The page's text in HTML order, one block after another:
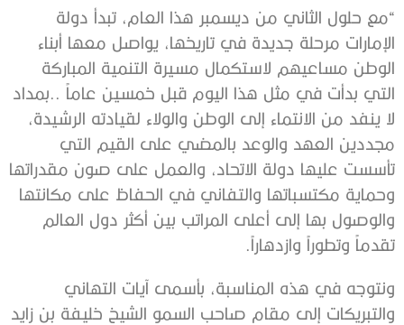
“مع حلول الثاني من ديسمبر هذا العام، تبدأ دولة
الإمارات مرحلة جديدة في تاريخها، يواصل معها أبناء
الوطن مساعيهم لاستكمال مسيرة التنمية المباركة
التي بدأت في مثل هذا اليوم قبل خمسين عاماً ..بمداد
لا ينفد من الانتماء إلى الوطن والولاء لقيادته الرشيدة،
مجددين العهد والوعد بالمضي على القيم التي
تأسست عليها دولة الاتحاد، والعمل على صون مقدراتها
وحماية مكتسباتها والتفاني في الحفاظ على مكانتها
والوصول بها إلى أعلى المراتب بين أكثر دول العالم
تقدماً وتطوراً وازدهاراً.
ونتوجه في هذه المناسبة، بأسمى آيات التهاني
والتبريكات إلى مقام صاحب السمو الشيخ خليفة بن زايد